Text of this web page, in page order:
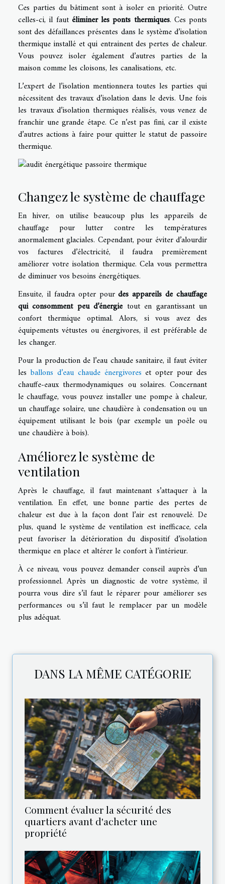
Ces parties du bâtiment sont à isoler en priorité. Outre
celles-ci, il faut éliminer les ponts thermiques. Ces ponts
sont des défaillances présentes dans le système d’isolation
thermique installé et qui entrainent des pertes de chaleur.
Vous pouvez isoler également d’autres parties de la
maison comme les cloisons, les canalisations, etc.
L’expert de l’isolation mentionnera toutes les parties qui
nécessitent des travaux d’isolation dans le devis. Une fois
les travaux d’isolation thermiques réalisés, vous venez de
franchir une grande étape. Ce n’est pas fini, car il existe
d’autres actions à faire pour quitter le statut de passoire
thermique.
Changez le système de chauffage
En hiver, on utilise beaucoup plus les appareils de
chauffage pour lutter contre les températures
anormalement glaciales. Cependant, pour éviter d’alourdir
vos factures d’électricité, il faudra premièrement
améliorer votre isolation thermique. Cela vous permettra
de diminuer vos besoins énergétiques.
Ensuite, il faudra opter pourdes appareils de chauffage
qui consomment peu d’énergietout en garantissant un
confort thermique optimal. Alors, si vous avez des
équipements vétustes ou énergivores, il est préférable de
les changer.
Pour la production de l’eau chaude sanitaire, il faut éviter
lesballons d’eau chaude énergivores et opter pour des
chauffe-eaux thermodynamiques ou solaires. Concernant
le chauffage, vous pouvez installer une pompe à chaleur,
un chauffage solaire, une chaudière à condensation ou un
équipement utilisant le bois (par exemple un poêle ou
une chaudière à bois).
Améliorez le système de
ventilation
Après le chauffage, il faut maintenant s’attaquer à la
ventilation. En effet, une bonne partie des pertes de
chaleur est due à la façon dont l’air est renouvelé. De
plus, quand le système de ventilation est inefficace, cela
peut favoriser la détérioration du dispositif d’isolation
thermique en place et altérer le confort à l’intérieur.
À ce niveau, vous pouvez demander conseil auprès d’un
professionnel. Après un diagnostic de votre système, il
pourra vous dire s’il faut le réparer pour améliorer ses
performances ou s’il faut le remplacer par un modèle
plus adéquat.
DANS LA MÊME CATÉGORIE
Comment évaluer la sécurité des
quartiers avant d'acheter une
propriété